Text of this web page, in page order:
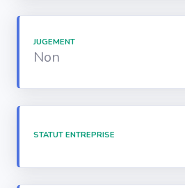
JUGEMENT
Non
STATUT ENTREPRISE